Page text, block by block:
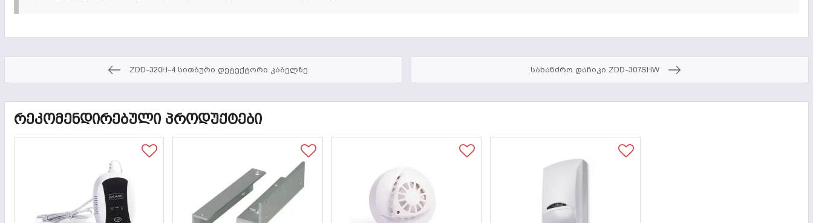
ZDD-320H-4 სითბური დეტექტორი კაბელზე სახანძრო დაჩიკი ZDD-307SHW
ᲠᲔᲙᲝᲛᲔᲜᲓᲘᲠᲔᲑᲣᲚᲘ ᲞᲠᲝᲓᲣᲥᲢᲔᲑᲘ